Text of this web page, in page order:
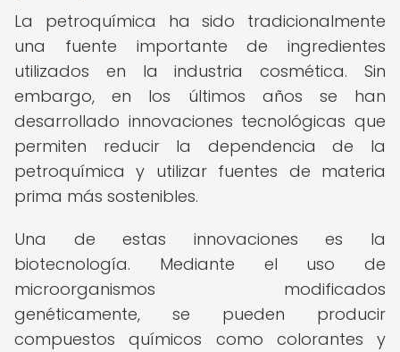
La petroquímica ha sido tradicionalmente
una fuente importante de ingredientes
utilizados en la industria cosmética. Sin
embargo, en los últimos años se han
desarrollado innovaciones tecnológicas que
permiten reducir la dependencia de la
petroquímica y utilizar fuentes de materia
prima más sostenibles.
Una de estas innovaciones es la
biotecnología. Mediante el uso de
microorganismos modificados
genéticamente, se pueden producir
compuestos químicos como colorantes y